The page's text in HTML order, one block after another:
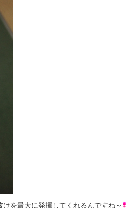
を最大に発揮してくれるんですね～